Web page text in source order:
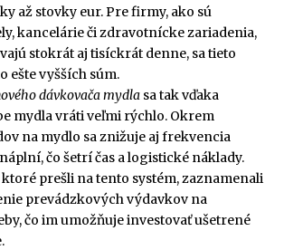
až stovky eur. Pre firmy, ako sú
kancelárie či zdravotnícke zariadenia,
stokrát aj tisíckrát denne, sa tieto
ešte vyšších súm.
dávkovača mydla sa tak vďaka
mydla vráti veľmi rýchlo. Okrem
na mydlo sa znižuje aj frekvencia
čo šetrí čas a logistické náklady.
prešli na tento systém, zaznamenali
prevádzkových výdavkov na
čo im umožňuje investovať ušetrené